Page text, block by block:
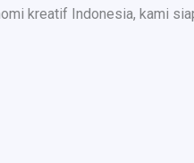
kreatif Indonesia, kami